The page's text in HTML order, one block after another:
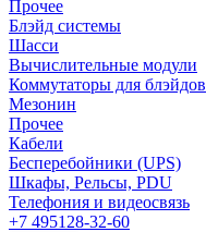
Прочее
Блэйд системы
Шасси
Вычислительные модули
Коммутаторы для блэйдов
Мезонин
Прочее
Кабели
Бесперебойники (UPS)
Шкафы, Рельсы, PDU
Телефония и видеосвязь
+7 495128-32-60